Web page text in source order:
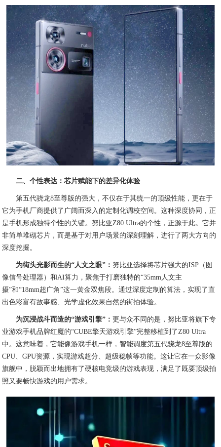
二、个性表达：芯片赋能下的差异化体验
第五代骁龙8至尊版的强大，不仅在于其统一的顶级性能，更在于
它为手机厂商提供了广阔而深入的定制化调校空间。这种深度协同，正
是手机形成独特个性的关键。努比亚Z80 Ultra的个性，正源于此。它并
非简单堆砌芯片，而是基于对用户场景的深刻理解，进行了两大方向的
深度挖掘。
为街头光影而生的“人文之眼”： 努比亚选择将芯片强大的ISP（图
像信号处理器）和AI算力，聚焦于打磨独特的“35mm人文主
摄”和“18mm超广角”这一黄金双焦段。通过深度定制的算法，实现了直
出色彩富有故事感、光学虚化效果自然的街拍体验。
为沉浸战斗而造的“游戏引擎”： 更与众不同的是，努比亚将旗下专
业游戏手机品牌红魔的“CUBE擎天游戏引擎”完整移植到了Z80 Ultra
中。这意味着，它能像游戏手机一样，智能调度第五代骁龙8至尊版的
CPU、GPU资源，实现游戏超分、超级稳帧等功能。这让它在一众影像
旗舰中，脱颖而出地拥有了硬核电竞级的游戏表现，满足了既要顶级拍
照又要畅快游戏的用户需求。